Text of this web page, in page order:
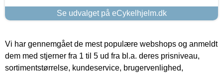
Se udvalget på eCykelhjelm.dk
Vi har gennemgået de mest populære webshops og anmeldt
dem med stjerner fra 1 til 5 ud fra bl.a. deres prisniveau,
sortimentstørrelse, kundeservice, brugervenlighed,